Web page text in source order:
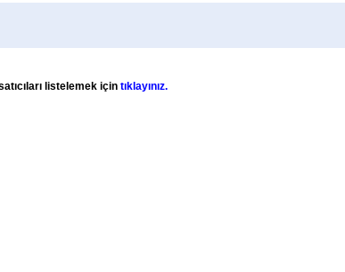
listelemek için tıklayınız.